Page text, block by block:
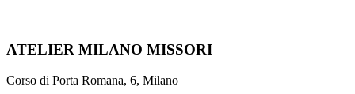
ATELIER MILANO MISSORI
Corso di Porta Romana, 6, Milano